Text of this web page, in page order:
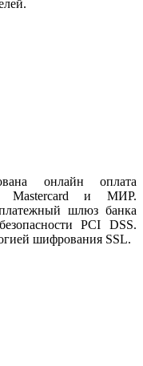
онлайн оплата
Mastercard и МИР.
платежный шлюз банка
PCI DSS.
шифрования SSL.